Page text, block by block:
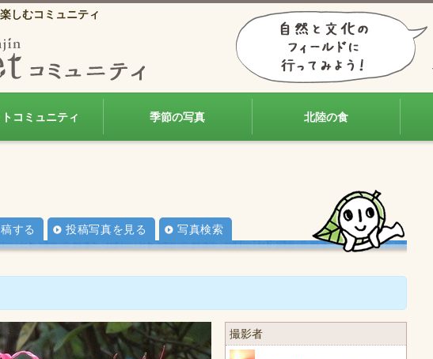
しむコミュニティ
コミュニティ 季節の写真 北陸の食
する 投稿写真を見る 写真検索
撮影者